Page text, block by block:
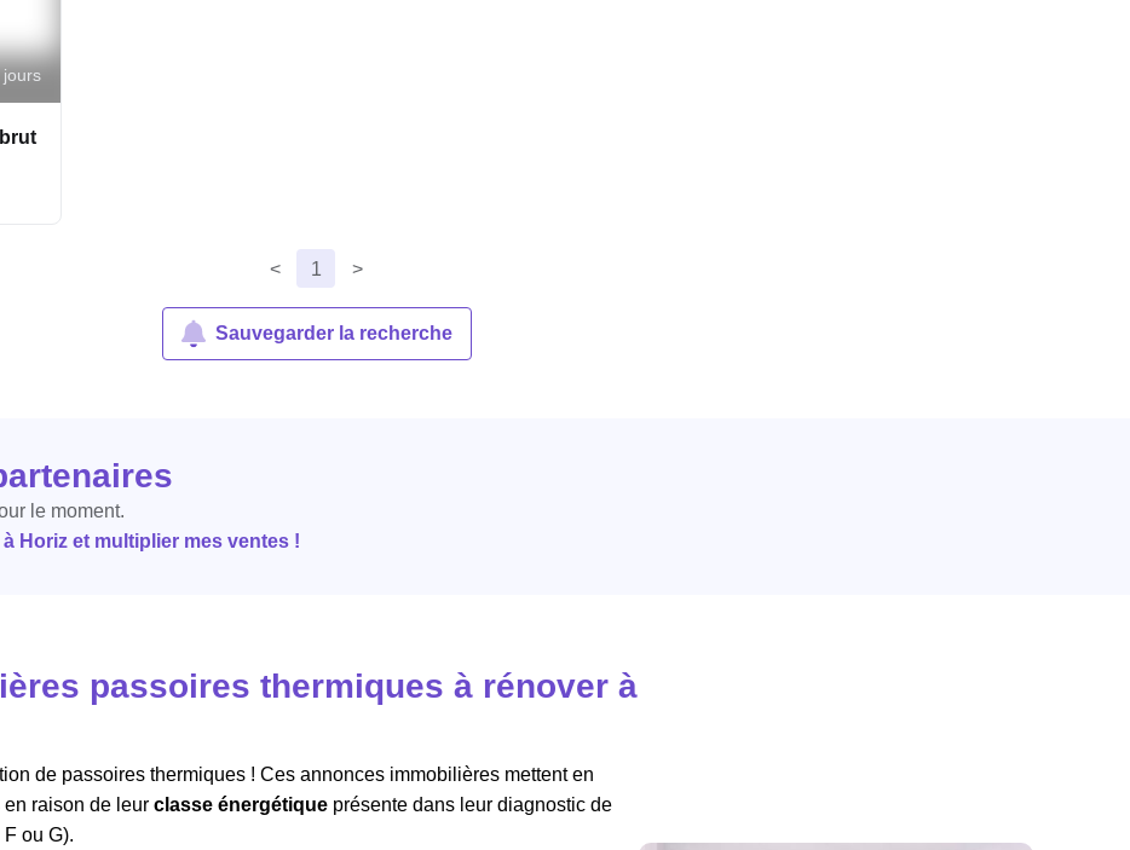
jours
< 1 >
Sauvegarder la recherche
le moment.
Horiz et multiplier mes ventes !
passoires thermiques à rénover à
de passoires thermiques ! Ces annonces immobilières mettent en
en raison de leur classe énergétique présente dans leur diagnostic de
ou G).